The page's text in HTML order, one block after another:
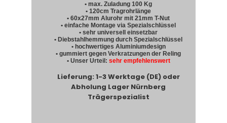
• max. Zuladung 100 Kg
• 120cm Tragrohrlänge
• 60x27mm Alurohr mit 21mm T-Nut
• einfache Montage via Spezialschlüssel
• sehr universell einsetzbar
• Diebstahlhemmung durch Spezialschlüssel
• hochwertiges Aluminiumdesign
• gummiert gegen Verkratzungen der Reling
• Unser Urteil: sehr empfehlenswert
Lieferung: 1-3 Werktage (DE) oder
Abholung Lager Nürnberg
Trägerspezialist